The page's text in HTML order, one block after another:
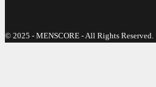
© 2025 - MENSCORE - All Rights Reserved.